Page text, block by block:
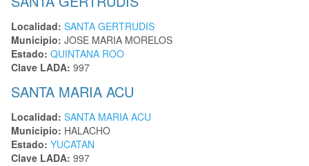
Localidad: SANTA GERTRUDIS
Municipio: JOSE MARIA MORELOS
Estado: QUINTANA ROO
Clave LADA: 997
SANTA MARIA ACU
Localidad: SANTA MARIA ACU
Municipio: HALACHO
Estado: YUCATAN
Clave LADA: 997